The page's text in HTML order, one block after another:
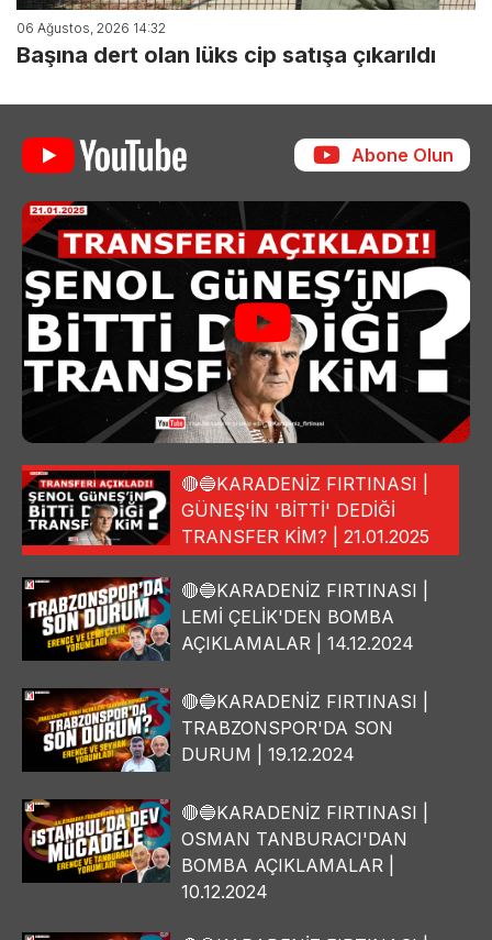
06 Ağustos, 2026 14:32
Başına dert olan lüks cip satışa çıkarıldı
Abone Olun
🔴🔵KARADENİZ FIRTINASI |
GÜNEŞ'İN 'BİTTİ' DEDİĞİ
TRANSFER KİM? | 21.01.2025
🔴🔵KARADENİZ FIRTINASI |
LEMİ ÇELİK'DEN BOMBA
AÇIKLAMALAR | 14.12.2024
🔴🔵KARADENİZ FIRTINASI |
TRABZONSPOR'DA SON
DURUM | 19.12.2024
🔴🔵KARADENİZ FIRTINASI |
OSMAN TANBURACI'DAN
BOMBA AÇIKLAMALAR |
10.12.2024